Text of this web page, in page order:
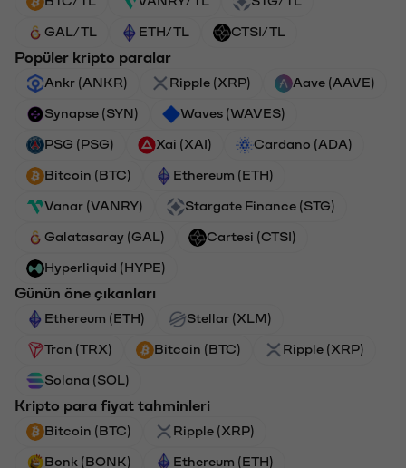
GAL/TL ETH/TL CTSI/TL
Popüler kripto paralar
Ankr (ANKR) Ripple (XRP) Aave (AAVE)
Synapse (SYN) Waves (WAVES)
PSG (PSG) Xai (XAI) Cardano (ADA)
Bitcoin (BTC) Ethereum (ETH)
Vanar (VANRY) Stargate Finance (STG)
Galatasaray (GAL) Cartesi (CTSI)
Hyperliquid (HYPE)
Günün öne çıkanları
Ethereum (ETH) Stellar (XLM)
Tron (TRX) Bitcoin (BTC) Ripple (XRP)
Solana (SOL)
Kripto para fiyat tahminleri
Bitcoin (BTC) Ripple (XRP)
Bonk (BONK) Ethereum (ETH)